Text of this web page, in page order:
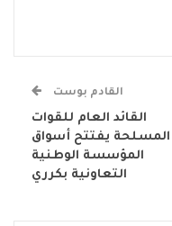
القادم بوست
القائد العام للقوات
المسلحة يفتتح أسواق
المؤسسة الوطنية
التعاونية بكرري